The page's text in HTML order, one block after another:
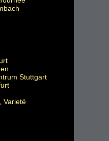
Stuttgart
Varieté